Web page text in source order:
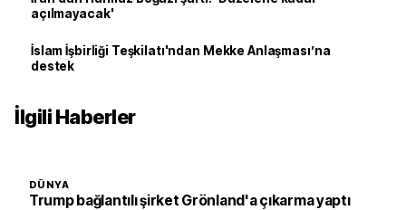
açılmayacak'
İslam İşbirliği Teşkilatı'ndan Mekke Anlaşması’na
destek
İlgili Haberler
DÜNYA
Trump bağlantılı şirket Grönland'a çıkarma yaptı